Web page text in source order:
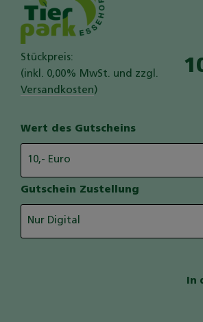
Stückpreis:
(inkl. 0,00% MwSt. und zzgl.
Versandkosten)
Wert des Gutscheins
Gutschein Zustellung